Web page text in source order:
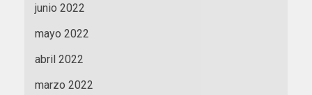
junio 2022
mayo 2022
abril 2022
marzo 2022